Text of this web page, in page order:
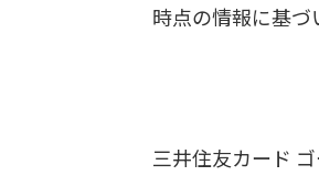
時点の情報に基づ
三井住友カード